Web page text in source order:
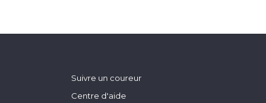
Suivre un coureur
Centre d'aide